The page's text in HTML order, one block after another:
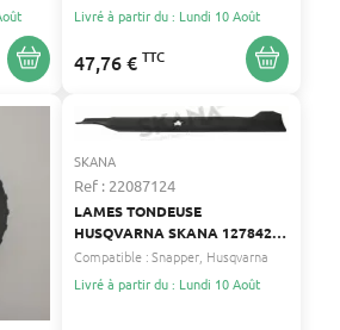
Livré à partir du : Lundi 10 Août
47,76 € TTC
SKANA
Ref : 22087124
LAMES TONDEUSE
HUSQVARNA SKANA 127842,
138497, 532127842,
532131322, 532134148,
532138497
Compatible :Snapper Husqvarna
Livré à partir du : Lundi 10 Août